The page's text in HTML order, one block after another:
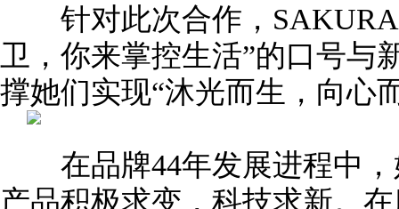
针对此次合作，SAKURA
卫，你来掌控生活”的口号与
撑她们实现“沐光而生，向心
在品牌44年发展进程中，
产品积极求变，科技求新。